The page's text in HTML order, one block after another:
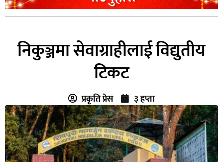
निकुञ्जमा सेवाग्राहीलाई विद्युतीय
टिकट
प्रकृति प्रेस ३ हप्ता